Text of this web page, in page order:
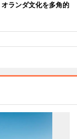
ランダ文化を多角的